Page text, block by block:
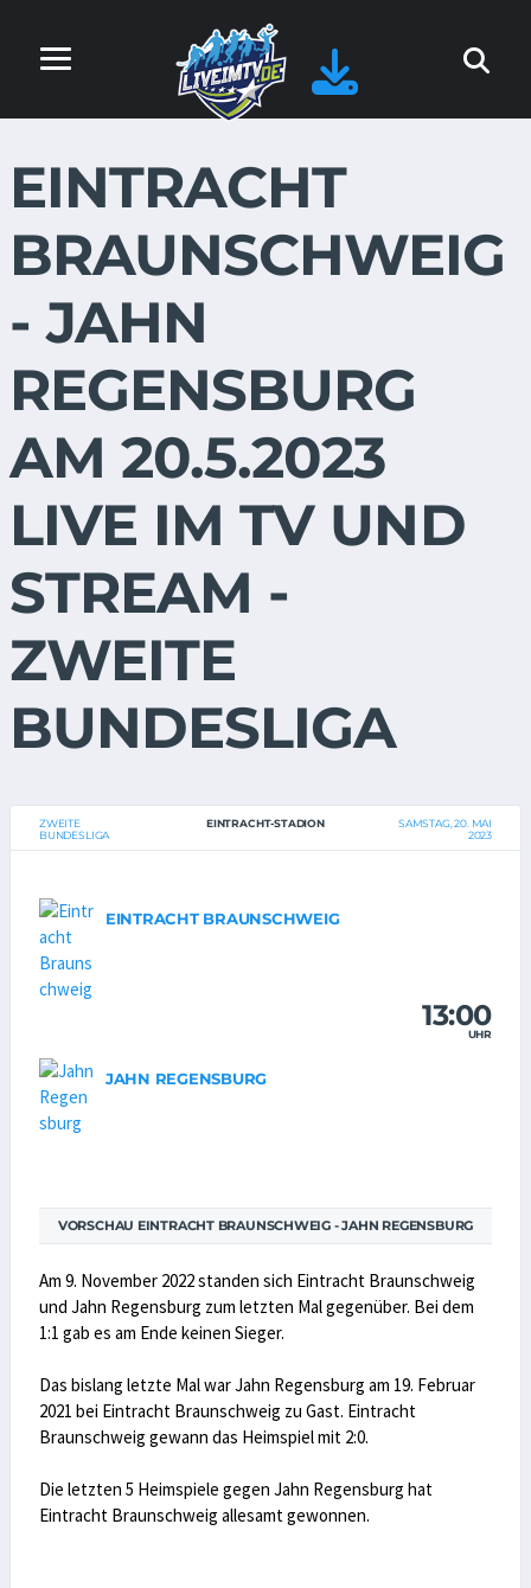
EINTRACHT
BRAUNSCHWEIG
- JAHN
REGENSBURG
AM 20.5.2023
LIVE IM TV UND
STREAM -
ZWEITE
BUNDESLIGA
ZWEITE
BUNDESLIGA
EINTRACHT-STADION
SAMSTAG, 20. MAI
2023
EINTRACHT BRAUNSCHWEIG
13:00
UHR
JAHN REGENSBURG
VORSCHAU EINTRACHT BRAUNSCHWEIG - JAHN REGENSBURG
Am 9. November 2022 standen sich Eintracht Braunschweig
und Jahn Regensburg zum letzten Mal gegenüber. Bei dem
1:1 gab es am Ende keinen Sieger.
Das bislang letzte Mal war Jahn Regensburg am 19. Februar
2021 bei Eintracht Braunschweig zu Gast. Eintracht
Braunschweig gewann das Heimspiel mit 2:0.
Die letzten 5 Heimspiele gegen Jahn Regensburg hat
Eintracht Braunschweig allesamt gewonnen.